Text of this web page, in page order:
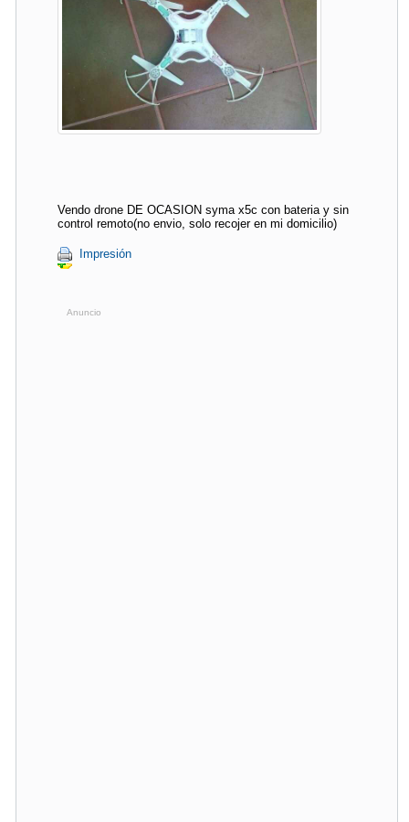
Vendo drone DE OCASION syma x5c con bateria y sin
control remoto(no envio, solo recojer en mi domicilio)
Impresión
Anuncio